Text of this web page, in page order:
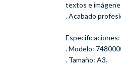
textos e
. Acabado
Especificaciones:
. Modelo:
. Tamaño: A3.